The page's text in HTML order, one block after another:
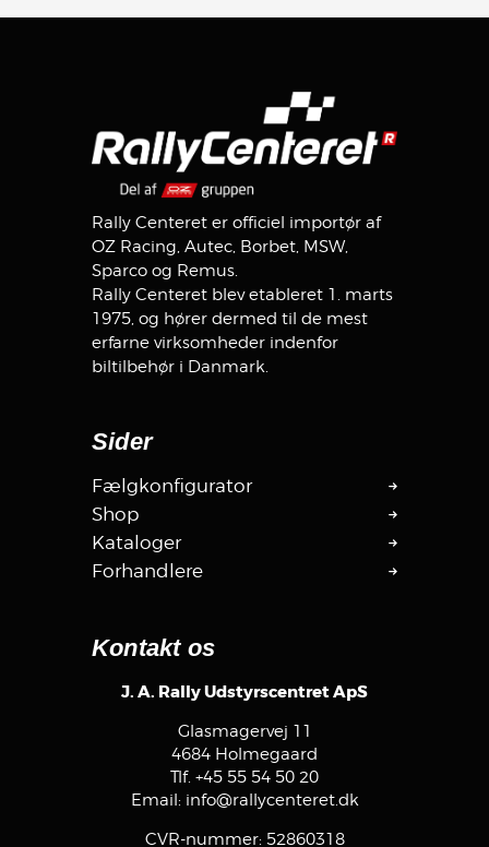
Rally Centeret er officiel importør af
OZ Racing, Autec, Borbet, MSW,
Sparco og Remus.
Rally Centeret blev etableret 1. marts
1975, og hører dermed til de mest
erfarne virksomheder indenfor
biltilbehør i Danmark.
Sider
Fælgkonfigurator
Shop
Kataloger
Forhandlere
Kontakt os
J. A. Rally Udstyrscentret ApS
Glasmagervej 11
4684 Holmegaard
Tlf. +45 55 54 50 20
Email: info@rallycenteret.dk
CVR-nummer: 52860318